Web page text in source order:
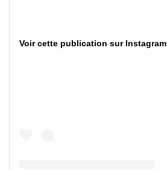
Voir cette publication sur Instagram